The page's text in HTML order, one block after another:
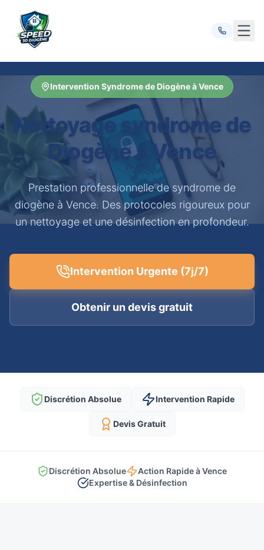
Intervention Syndrome de Diogène à Vence
Nettoyage syndrome de
Diogène à Vence
Prestation professionnelle de syndrome de
diogène à Vence. Des protocoles rigoureux pour
un nettoyage et une désinfection en profondeur.
Intervention Urgente (7j/7)
Obtenir un devis gratuit
Discrétion Absolue Intervention Rapide
Devis Gratuit
Discrétion Absolue
Action Rapide à Vence
Expertise & Désinfection